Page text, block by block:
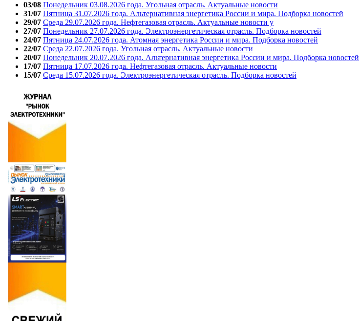
03/08 Понедельник 03.08.2026 года. Угольная отрасль. Актуальные новости
31/07 Пятница 31.07.2026 года. Альтернативная энергетика России и мира. Подборка новостей
29/07 Среда 29.07.2026 года. Нефтегазовая отрасль. Актуальные новости у
27/07 Понедельник 27.07.2026 года. Электроэнергетическая отрасль. Подборка новостей
24/07 Пятница 24.07.2026 года. Атомная энергетика России и мира. Подборка новостей
22/07 Среда 22.07.2026 года. Угольная отрасль. Актуальные новости
20/07 Понедельник 20.07.2026 года. Альтернативная энергетика России и мира. Подборка новостей
17/07 Пятница 17.07.2026 года. Нефтегазовая отрасль. Актуальные новости
15/07 Среда 15.07.2026 года. Электроэнергетическая отрасль. Подборка новостей